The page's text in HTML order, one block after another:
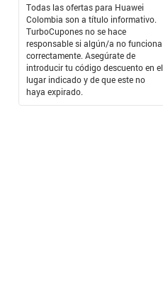
Todas las ofertas para Huawei
Colombia son a título informativo.
TurboCupones no se hace
responsable si algún/a no funciona
correctamente. Asegúrate de
introducir tu código descuento en el
lugar indicado y de que este no
haya expirado.